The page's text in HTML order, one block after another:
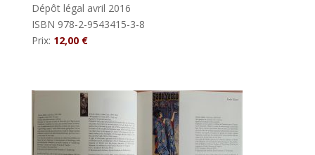
Dépôt légal avril 2016
ISBN 978-2-9543415-3-8
Prix: 12,00 €